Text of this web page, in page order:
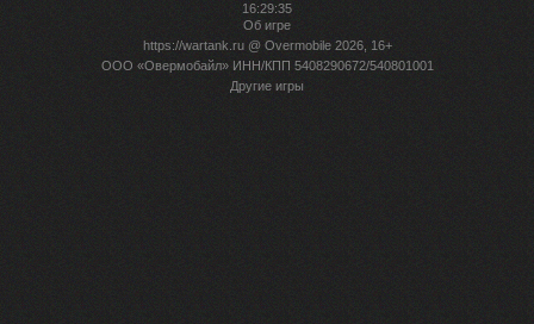
16:29:35
Об игре
https://wartank.ru@ Overmobile 2026, 16+
ООО «Овермобайл» ИНН/КПП 5408290672/540801001
Другие игры